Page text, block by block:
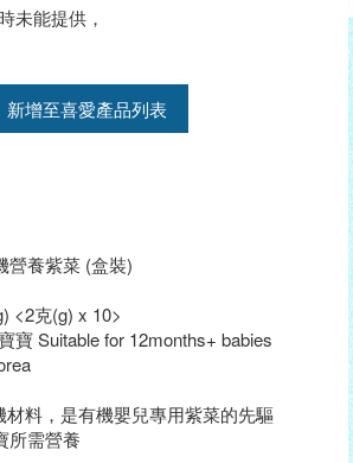
未能提供，
新增至喜愛產品列表
營養紫菜 (盒裝)
<2克(g) x 10>
寶 Suitable for 12months+ babies
料，是有機嬰兒專用紫菜的先驅
所需營養